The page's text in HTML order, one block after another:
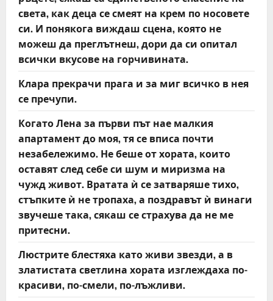
света, как деца се смеят на крем по носовете
си. И понякога виждаш сцена, която не
можеш да преглътнеш, дори да си опитал
всички вкусове на горчивината.
Клара прекрачи прага и за миг всичко в нея
се пречупи.
Когато Лена за първи път нае малкия
апартамент до моя, тя се вписа почти
незабележимо. Не беше от хората, които
оставят след себе си шум и миризма на
чужд живот. Вратата ѝ се затваряше тихо,
стъпките ѝ не тропаха, а поздравът ѝ винаги
звучеше така, сякаш се страхува да не ме
притесни.
Люстрите блестяха като живи звезди, а в
златистата светлина хората изглеждаха по-
красиви, по-смели, по-лъжливи.